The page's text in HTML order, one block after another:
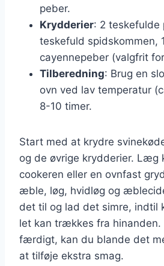
peber.
Krydderier: 2 teskefulde
teskefuld spidskommen,
cayennepeber (valgfrit
Tilberedning: Brug en
ovn ved lav temperatur
8-10 timer.
Start med at krydre
og de øvrige krydderier. Læg
cookeren eller en ovnfast
æble, løg, hvidløg og
det til og lad det simre, indtil
let kan trækkes fra hinanden.
færdigt, kan du blande det
at tilføje ekstra smag.